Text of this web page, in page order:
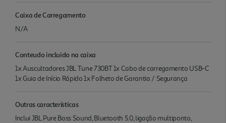
Caixa de Carregamento
N/A
Conteudo incluido na caixa
1x Auscultadores JBL Tune 730BT 1x Cabo de carregamento USB-C
1x Guia de Início Rápido 1x Folheto de Garantia / Segurança
Outras características
Inclui JBL Pure Bass Sound, Bluetooth 5.0, ligação multiponto,